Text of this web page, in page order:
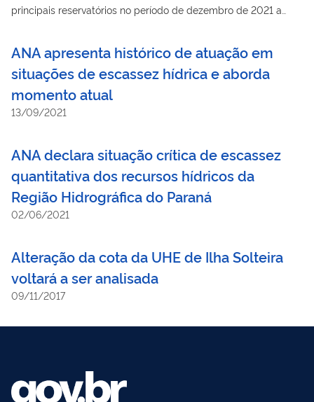
principais reservatórios no período de dezembro de 2021 a
ANA apresenta histórico de atuação em
situações de escassez hídrica e aborda
momento atual
13/09/2021
ANA declara situação crítica de escassez
quantitativa dos recursos hídricos da
Região Hidrográfica do Paraná
02/06/2021
Alteração da cota da UHE de Ilha Solteira
voltará a ser analisada
09/11/2017